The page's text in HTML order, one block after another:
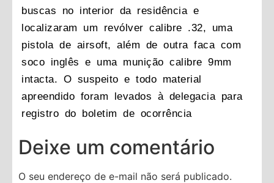
buscas no interior da residência e
localizaram um revólver calibre .32, uma
pistola de airsoft, além de outra faca com
soco inglês e uma munição calibre 9mm
intacta. O suspeito e todo material
apreendido foram levados à delegacia para
registro do boletim de ocorrência
Deixe um comentário
O seu endereço de e-mail não será publicado.